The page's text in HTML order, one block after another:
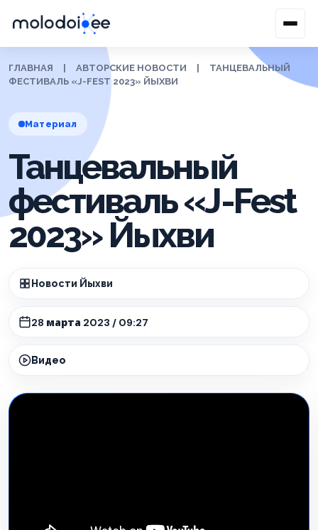
ГЛАВНАЯ АВТОРСКИЕ НОВОСТИ
ТАНЦЕВАЛЬНЫЙ
ФЕСТИВАЛЬ «J-FEST 2023» ЙЫХВИ
Материал
Танцевальный
фестиваль «J-Fest
2023» Йыхви
Новости Йыхви
28 марта 2023 / 09:27
Видео